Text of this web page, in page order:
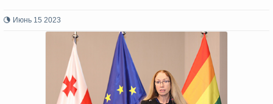
Июнь 15 2023